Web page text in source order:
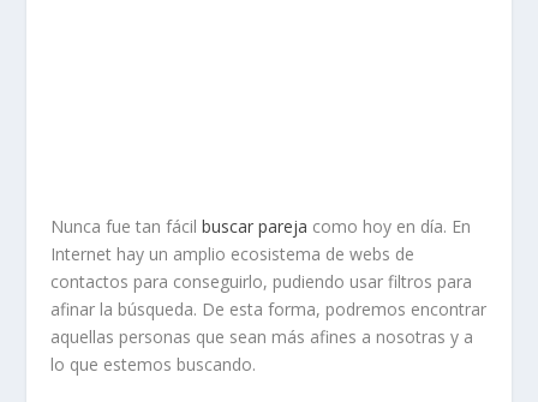
Nunca fue tan fácilbuscar pareja como hoy en día. En
Internet hay un amplio ecosistema de webs de
contactos para conseguirlo, pudiendo usar filtros para
afinar la búsqueda. De esta forma, podremos encontrar
aquellas personas que sean más afines a nosotras y a
lo que estemos buscando.